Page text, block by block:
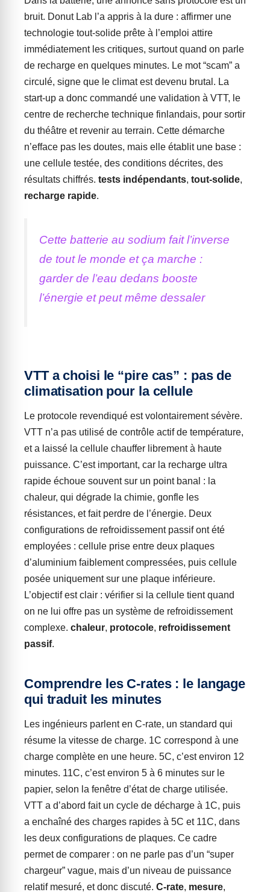
bruit. Donut Lab l’a appris à la dure : affirmer une
technologie tout-solide prête à l’emploi attire
immédiatement les critiques, surtout quand on parle
de recharge en quelques minutes. Le mot “scam” a
circulé, signe que le climat est devenu brutal. La
start-up a donc commandé une validation à VTT, le
centre de recherche technique finlandais, pour sortir
du théâtre et revenir au terrain. Cette démarche
n’efface pas les doutes, mais elle établit une base :
une cellule testée, des conditions décrites, des
résultats chiffrés. tests indépendants, tout-solide,
recharge rapide.
Cette batterie au sodium fait l’inverse
de tout le monde et ça marche :
garder de l’eau dedans booste
l’énergie et peut même dessaler
VTT a choisi le “pire cas” : pas de
climatisation pour la cellule
Le protocole revendiqué est volontairement sévère.
VTT n’a pas utilisé de contrôle actif de température,
et a laissé la cellule chauffer librement à haute
puissance. C’est important, car la recharge ultra
rapide échoue souvent sur un point banal : la
chaleur, qui dégrade la chimie, gonfle les
résistances, et fait perdre de l’énergie. Deux
configurations de refroidissement passif ont été
employées : cellule prise entre deux plaques
d’aluminium faiblement compressées, puis cellule
posée uniquement sur une plaque inférieure.
L’objectif est clair : vérifier si la cellule tient quand
on ne lui offre pas un système de refroidissement
complexe. chaleur, protocole, refroidissement
passif.
Comprendre les C-rates : le langage
qui traduit les minutes
Les ingénieurs parlent en C-rate, un standard qui
résume la vitesse de charge. 1C correspond à une
charge complète en une heure. 5C, c’est environ 12
minutes. 11C, c’est environ 5 à 6 minutes sur le
papier, selon la fenêtre d’état de charge utilisée.
VTT a d’abord fait un cycle de décharge à 1C, puis
a enchaîné des charges rapides à 5C et 11C, dans
les deux configurations de plaques. Ce cadre
permet de comparer : on ne parle pas d’un “super
chargeur” vague, mais d’un niveau de puissance
relatif mesuré, et donc discuté. C-rate, mesure,